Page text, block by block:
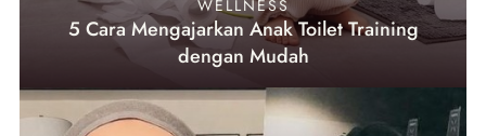
WELLNESS
5 Cara Mengajarkan Anak Toilet Training
dengan Mudah